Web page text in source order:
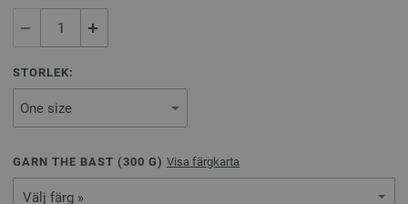
STORLEK:
GARN THE BAST (300 G) Visa färgkarta
Välj färg »